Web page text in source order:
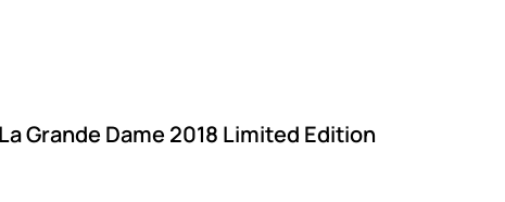
Grande Dame 2018 Limited Edition